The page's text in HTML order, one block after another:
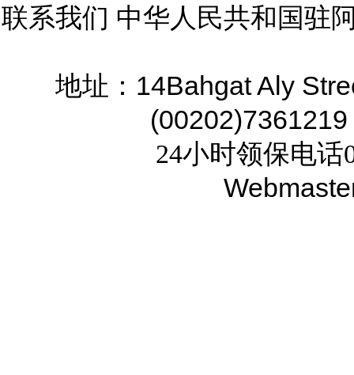
联系我们 中华人民共和国驻
地址： 14Bahgat Aly
(00202)7361219
24小时领保电话